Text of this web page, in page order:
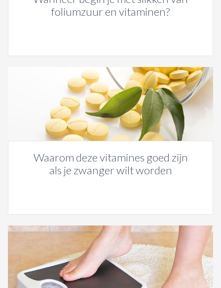
foliumzuur en vitaminen?
Waarom deze vitamines goed zijn
als je zwanger wilt worden